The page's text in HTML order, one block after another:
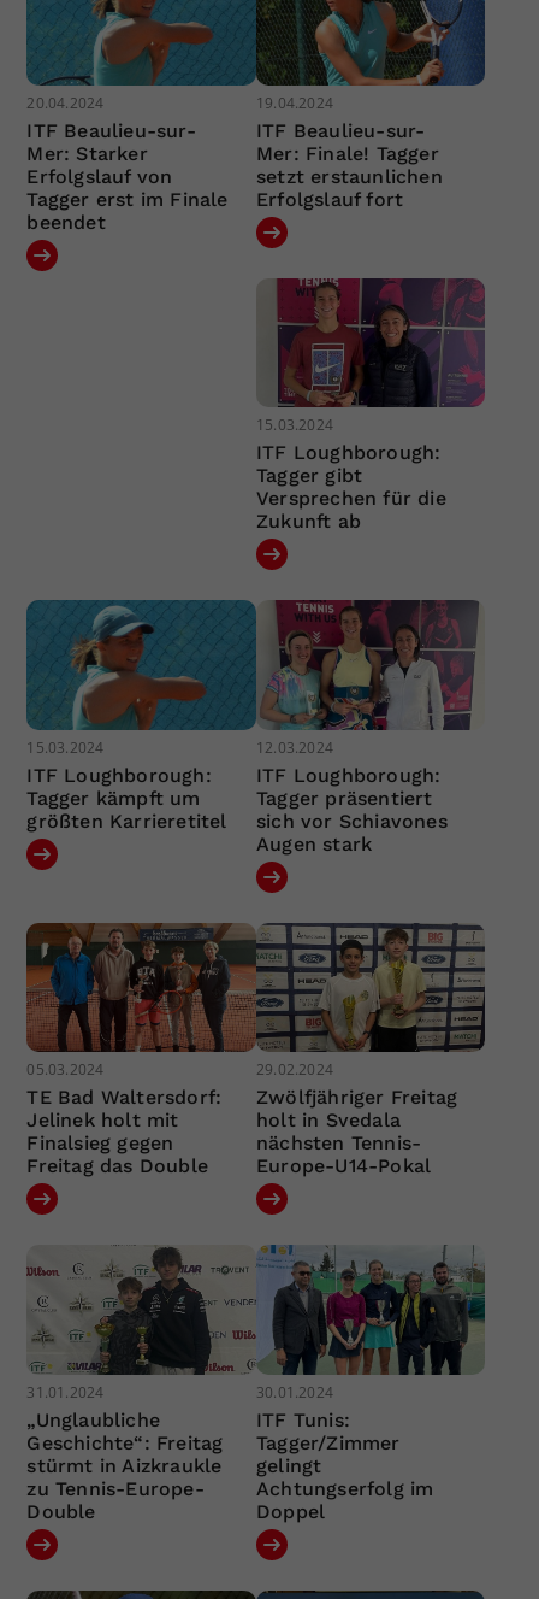
20.04.2024
ITF Beaulieu-sur-
Mer: Starker
Erfolgslauf von
Tagger erst im Finale
beendet
19.04.2024
ITF Beaulieu-sur-
Mer: Finale! Tagger
setzt erstaunlichen
Erfolgslauf fort
15.03.2024
ITF Loughborough:
Tagger gibt
Versprechen für die
Zukunft ab
15.03.2024
ITF Loughborough:
Tagger kämpft um
größten Karrieretitel
12.03.2024
ITF Loughborough:
Tagger präsentiert
sich vor Schiavones
Augen stark
05.03.2024
TE Bad Waltersdorf:
Jelinek holt mit
Finalsieg gegen
Freitag das Double
29.02.2024
Zwölfjähriger Freitag
holt in Svedala
nächsten Tennis-
Europe-U14-Pokal
31.01.2024
„Unglaubliche
Geschichte“: Freitag
stürmt in Aizkraukle
zu Tennis-Europe-
Double
30.01.2024
ITF Tunis:
Tagger/Zimmer
gelingt
Achtungserfolg im
Doppel